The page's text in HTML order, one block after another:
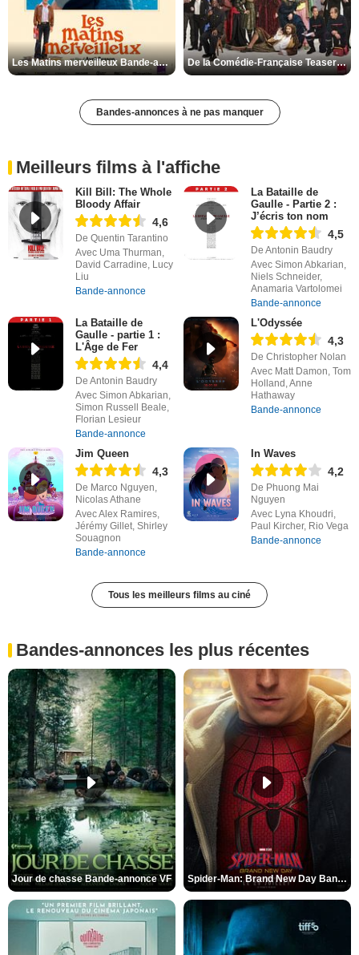
Les Matins merveilleux Bande-annonce VF De la Comédie-Française Teaser VF
Bandes-annonces à ne pas manquer
Meilleurs films à l'affiche
Kill Bill: The Whole
Bloody Affair
4,6
De Quentin Tarantino
Avec Uma Thurman,
David Carradine, Lucy
Liu
Bande-annonce
La Bataille de
Gaulle - Partie 2 :
J’écris ton nom
4,5
De Antonin Baudry
Avec Simon Abkarian,
Niels Schneider,
Anamaria Vartolomei
Bande-annonce
La Bataille de
Gaulle - partie 1 :
L'Âge de Fer
4,4
De Antonin Baudry
Avec Simon Abkarian,
Simon Russell Beale,
Florian Lesieur
Bande-annonce
L'Odyssée
4,3
De Christopher Nolan
Avec Matt Damon, Tom
Holland, Anne
Hathaway
Bande-annonce
Jim Queen
4,3
De Marco Nguyen,
Nicolas Athane
Avec Alex Ramires,
Jérémy Gillet, Shirley
Souagnon
Bande-annonce
In Waves
4,2
De Phuong Mai
Nguyen
Avec Lyna Khoudri,
Paul Kircher, Rio Vega
Bande-annonce
Tous les meilleurs films au ciné
Bandes-annonces les plus récentes
Jour de chasse Bande-annonce VF Spider-Man: Brand New Day Bande-annonce (3) VO STFR